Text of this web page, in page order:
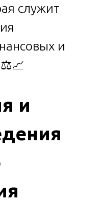
служит
и
⚖️📈
и